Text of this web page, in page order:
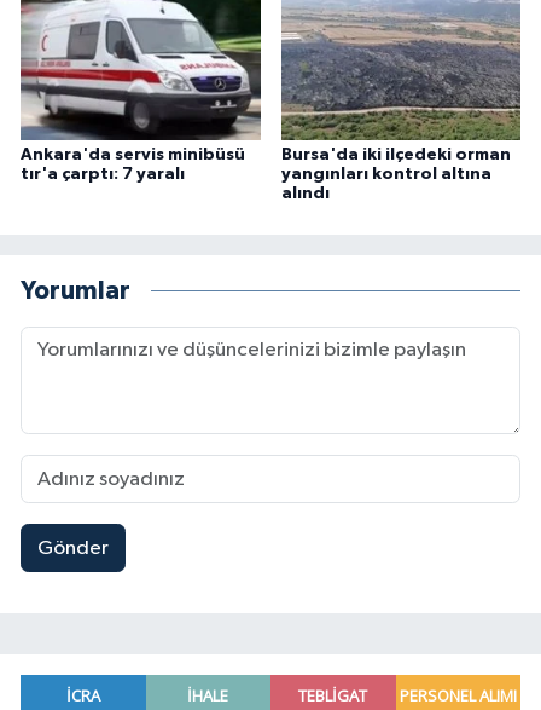
Ankara'da servis minibüsü
tır'a çarptı: 7 yaralı
Bursa'da iki ilçedeki orman
yangınları kontrol altına
alındı
Yorumlar
Gönder